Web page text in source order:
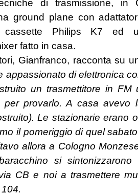
di trasmissione,
ground plane con
Philips K7 ed
fatto in casa.
Gianfranco, racconta su
di elettronica
un trasmettitore in FM
provarlo. A casa avevo
Le stazionarie erano
il pomeriggio di quel
allora a Cologno
si
CB e noi a trasmettere